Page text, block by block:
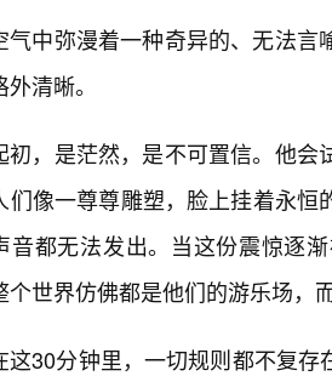
气中弥漫着一种奇异的、无法
清晰。
初，是茫然，是不可置信。他会
们像一尊尊雕塑，脸上挂着永
音都无法发出。当这份震惊逐
个世界仿佛都是他们的游乐场，
这30分钟里，一切规则都不复